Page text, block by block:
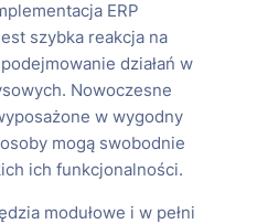
ERP
szybka reakcja na
działań w
Nowoczesne
w wygodny
mogą swobodnie
ich funkcjonalności.
modułowe i w pełni